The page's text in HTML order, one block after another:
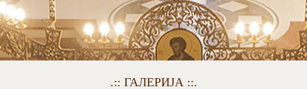
.:: ГАЛЕРИЈА ::.